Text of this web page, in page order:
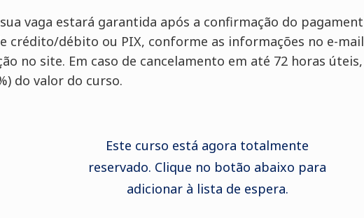
vaga estará garantida após a confirmação do
crédito/débito ou PIX, conforme as informações no e-
no site. Em caso de cancelamento em até 72 horas
do valor do curso.
Este curso está agora totalmente
reservado. Clique no botão abaixo para
adicionar à lista de espera.